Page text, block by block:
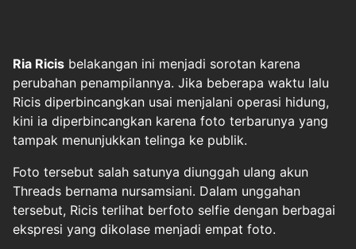
Ria Ricis belakangan ini menjadi sorotan karena
perubahan penampilannya. Jika beberapa waktu lalu
Ricis diperbincangkan usai menjalani operasi hidung,
kini ia diperbincangkan karena foto terbarunya yang
tampak menunjukkan telinga ke publik.
Foto tersebut salah satunya diunggah ulang akun
Threads bernama nursamsiani. Dalam unggahan
tersebut, Ricis terlihat berfoto selfie dengan berbagai
ekspresi yang dikolase menjadi empat foto.